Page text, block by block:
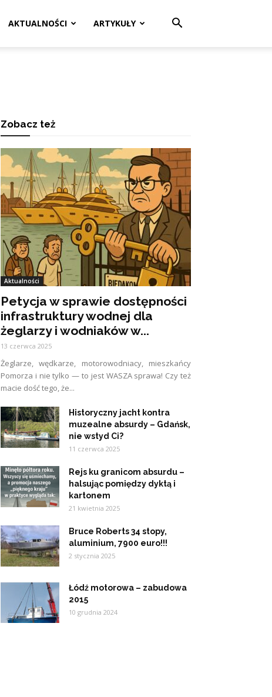
AKTUALNOŚCI ARTYKUŁY
Zobacz też
Aktualności
Petycja w sprawie dostępności
infrastruktury wodnej dla
żeglarzy i wodniaków w...
13 czerwca 2025
Żeglarze, wędkarze, motorowodniacy, mieszkańcy
Pomorza i nie tylko — to jest WASZA sprawa! Czy też
macie dość tego, że...
Historyczny jacht kontra
muzealne absurdy – Gdańsk,
nie wstyd Ci?
11 czerwca 2025
Rejs ku granicom absurdu –
halsując pomiędzy dyktą i
kartonem
21 kwietnia 2025
Bruce Roberts 34 stopy,
aluminium, 7900 euro!!!
2 stycznia 2025
Łódź motorowa – zabudowa
2015
10 grudnia 2024